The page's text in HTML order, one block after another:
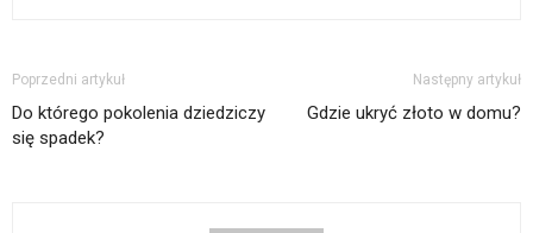
Poprzedni artykuł
Do którego pokolenia dziedziczy
się spadek?
Następny artykuł
Gdzie ukryć złoto w domu?